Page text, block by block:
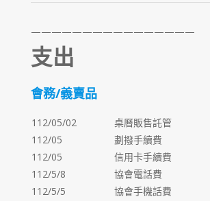
————————————————
支出
會務/義賣品
112/05/02 桌曆販售託管
112/05
劃撥手續費
112/05
信用卡手續費
112/5/8
協會電話費
112/5/5
協會手機話費